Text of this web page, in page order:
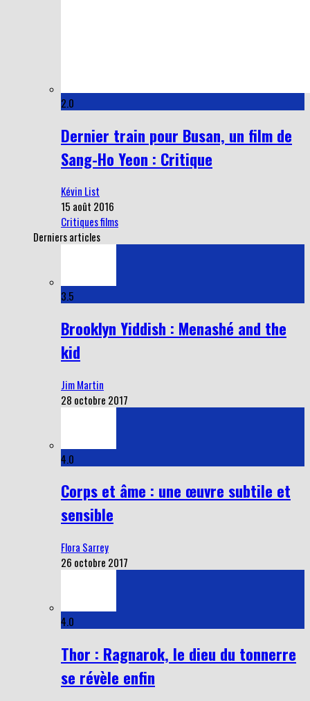
2.0
Dernier train pour Busan, un film de
Sang-Ho Yeon : Critique
Kévin List
15 août 2016
Critiques films
Derniers articles
3.5
Brooklyn Yiddish : Menashé and the
kid
Jim Martin
28 octobre 2017
4.0
Corps et âme : une œuvre subtile et
sensible
Flora Sarrey
26 octobre 2017
4.0
Thor : Ragnarok, le dieu du tonnerre
se révèle enfin